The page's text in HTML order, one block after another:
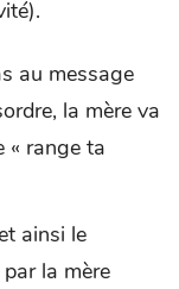
au message
la mère va
« range ta
ainsi le
la mère